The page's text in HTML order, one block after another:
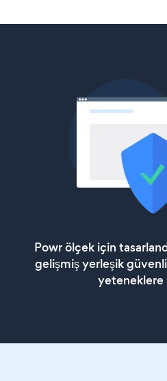
Powr ölçek için
gelişmiş yerleşik
yeteneklere